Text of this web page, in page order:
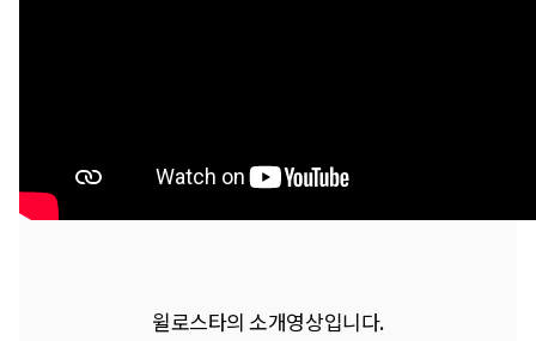
윌로스타의 소개영상입니다.